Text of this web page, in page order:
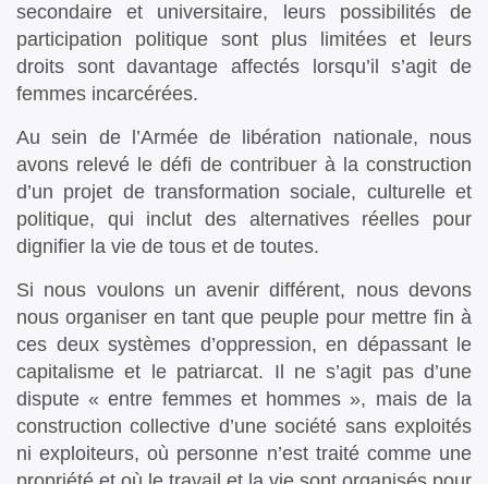
secondaire et universitaire, leurs possibilités de
participation politique sont plus limitées et leurs
droits sont davantage affectés lorsqu’il s’agit de
femmes incarcérées.
Au sein de l’Armée de libération nationale, nous
avons relevé le défi de contribuer à la construction
d’un projet de transformation sociale, culturelle et
politique, qui inclut des alternatives réelles pour
dignifier la vie de tous et de toutes.
Si nous voulons un avenir différent, nous devons
nous organiser en tant que peuple pour mettre fin à
ces deux systèmes d’oppression, en dépassant le
capitalisme et le patriarcat. Il ne s’agit pas d’une
dispute « entre femmes et hommes », mais de la
construction collective d’une société sans exploités
ni exploiteurs, où personne n’est traité comme une